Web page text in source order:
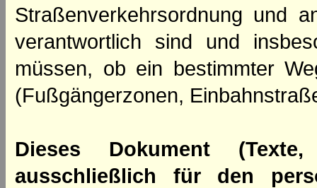
Straßenverkehrsordnung und
verantwortlich sind und
müssen, ob ein bestimmter
(Fußgängerzonen,
Dieses Dokument
ausschließlich für den